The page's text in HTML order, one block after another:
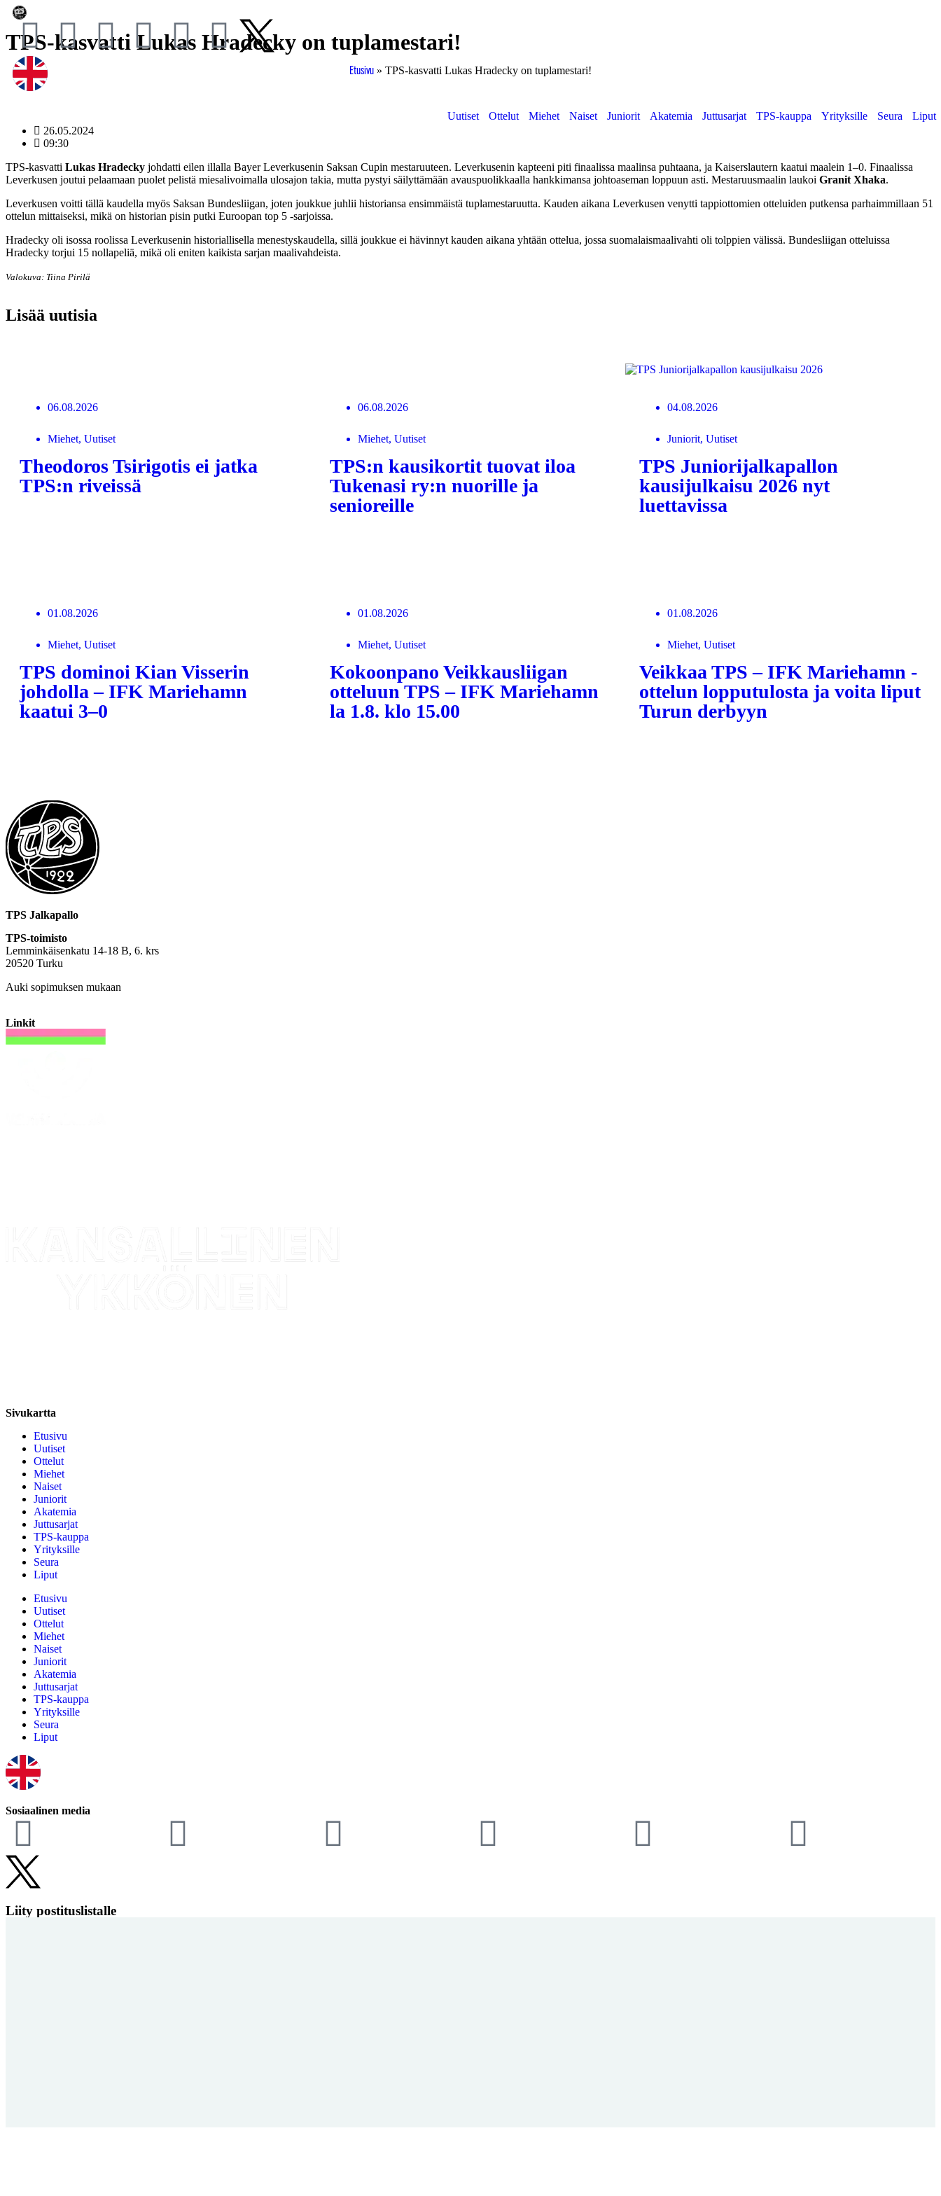
Uutiset Ottelut Miehet Naiset Juniorit Akatemia Juttusarjat TPS-kauppa Yrityksille Seura Liput
TPS-kasvatti Lukas Hradecky on tuplamestari!
Etusivu » TPS-kasvatti Lukas Hradecky on tuplamestari!
26.05.2024
09:30
TPS-kasvatti Lukas Hradecky johdatti eilen illalla Bayer Leverkusenin Saksan Cupin mestaruuteen. Leverkusenin kapteeni piti finaalissa maalinsa puhtaana, ja Kaiserslautern kaatui maalein 1–0. Finaalissa
Leverkusen joutui pelaamaan puolet pelistä miesalivoimalla ulosajon takia, mutta pystyi säilyttämään avauspuolikkaalla hankkimansa johtoaseman loppuun asti. Mestaruusmaalin laukoi Granit Xhaka.
Leverkusen voitti tällä kaudella myös Saksan Bundesliigan, joten joukkue juhlii historiansa ensimmäistä tuplamestaruutta. Kauden aikana Leverkusen venytti tappiottomien otteluiden putkensa parhaimmillaan 51
ottelun mittaiseksi, mikä on historian pisin putki Euroopan top 5 -sarjoissa.
Hradecky oli isossa roolissa Leverkusenin historiallisella menestyskaudella, sillä joukkue ei hävinnyt kauden aikana yhtään ottelua, jossa suomalaismaalivahti oli tolppien välissä. Bundesliigan otteluissa
Hradecky torjui 15 nollapeliä, mikä oli eniten kaikista sarjan maalivahdeista.
Valokuva: Tiina Pirilä
Lisää uutisia
06.08.2026
Miehet, Uutiset
Theodoros Tsirigotis ei jatka
TPS:n riveissä
06.08.2026
Miehet, Uutiset
TPS:n kausikortit tuovat iloa
Tukenasi ry:n nuorille ja
senioreille
04.08.2026
Juniorit, Uutiset
TPS Juniorijalkapallon
kausijulkaisu 2026 nyt
luettavissa
01.08.2026
Miehet, Uutiset
TPS dominoi Kian Visserin
johdolla – IFK Mariehamn
kaatui 3–0
01.08.2026
Miehet, Uutiset
Kokoonpano Veikkausliigan
otteluun TPS – IFK Mariehamn
la 1.8. klo 15.00
01.08.2026
Miehet, Uutiset
Veikkaa TPS – IFK Mariehamn -
ottelun lopputulosta ja voita liput
Turun derbyyn
TPS Jalkapallo
TPS-toimisto
Lemminkäisenkatu 14-18 B, 6. krs
20520 Turku
Auki sopimuksen mukaan
Linkit
Sivukartta
Etusivu
Uutiset
Ottelut
Miehet
Naiset
Juniorit
Akatemia
Juttusarjat
TPS-kauppa
Yrityksille
Seura
Liput
Etusivu
Uutiset
Ottelut
Miehet
Naiset
Juniorit
Akatemia
Juttusarjat
TPS-kauppa
Yrityksille
Seura
Liput
Sosiaalinen media
Liity postituslistalle